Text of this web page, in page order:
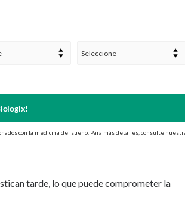
con la medicina del sueño. Para más detalles, consulte
tarde, lo que puede comprometer la